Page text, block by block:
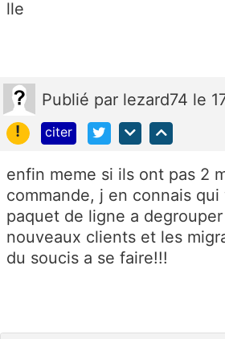
lle
Publié par lezard74 le
!
citer
enfin meme si ils ont pas 2
commande, j en connais
paquet de ligne a
nouveaux clients et les
du soucis a se faire!!!